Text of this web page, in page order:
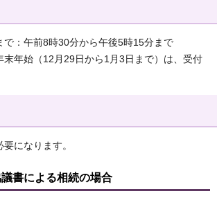
で：午前8時30分から午後5時15分まで
末年始（12月29日から1月3日まで）は、受付
になります。
書による相続の場合